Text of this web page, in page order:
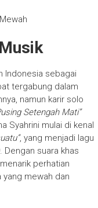
Indonesia sebagai
tergabung dalam
namun karir solo
Setengah Mati”
Syahrini mulai di kenal
, yang menjadi lagu
Dengan suara khas
perhatian
yang mewah dan